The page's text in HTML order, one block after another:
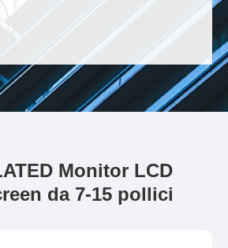
Monitor LCD
da 7-15 pollici